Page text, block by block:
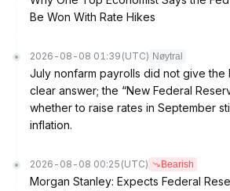
Be Won With Rate Hikes
2026-08-08 01:39 (UTC) Nøytral
July nonfarm payrolls did not give the
clear answer; the “New Federal
whether to raise rates in September
inflation.
2026-08-08 00:25 (UTC) Bearish
Morgan Stanley: Expects Federal